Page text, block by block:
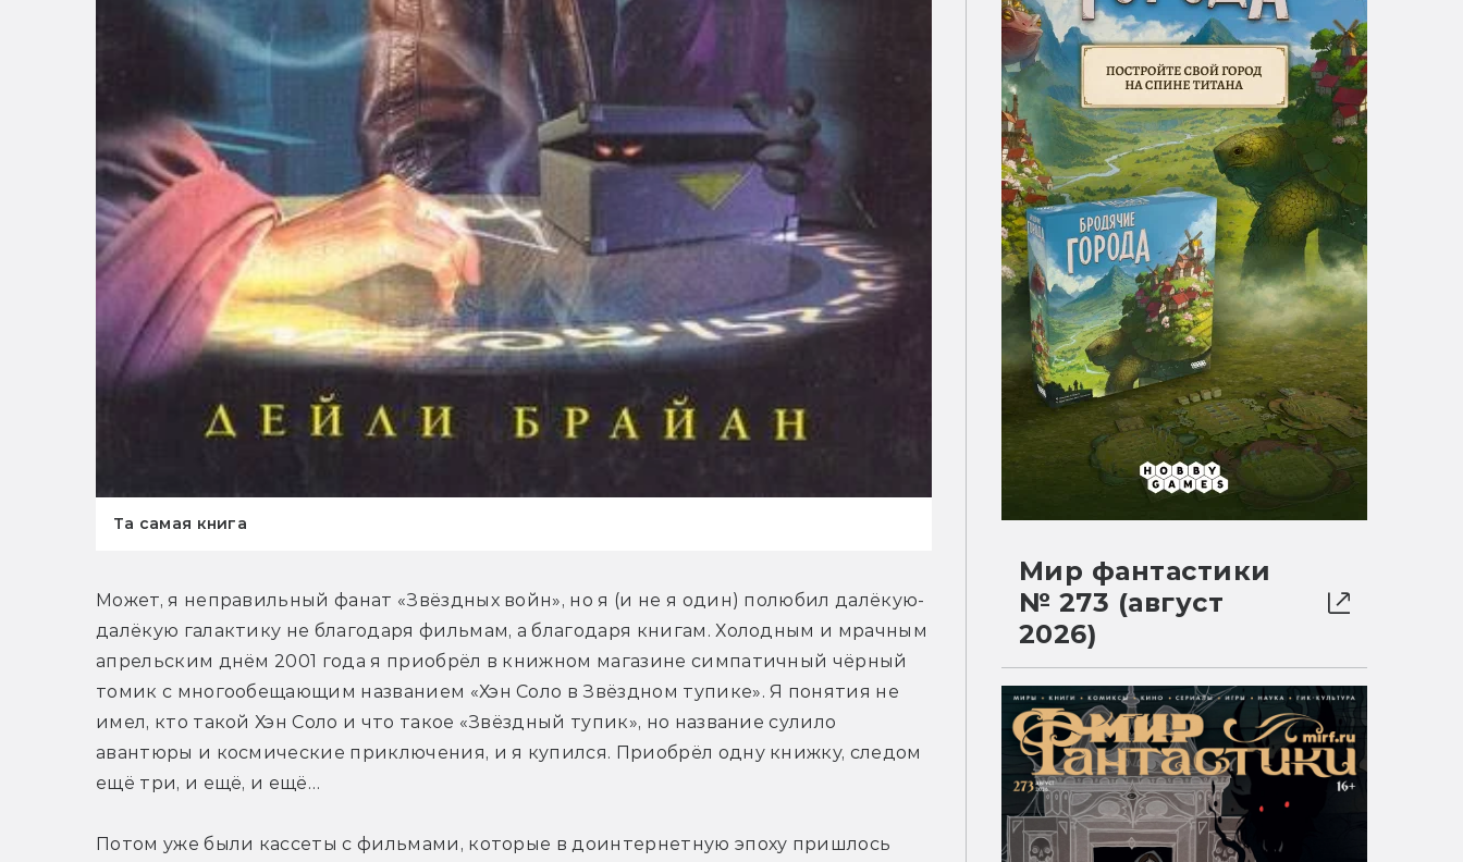
Та самая книга
Может, я неправильный фанат «Звёздных войн», но я (и не я один) полюбил далёкую-
далёкую галактику не благодаря фильмам, а благодаря книгам. Холодным и мрачным
апрельским днём 2001 года я приобрёл в книжном магазине симпатичный чёрный
томик с многообещающим названием «Хэн Соло в Звёздном тупике». Я понятия не
имел, кто такой Хэн Соло и что такое «Звёздный тупик», но название сулило
авантюры и космические приключения, и я купился. Приобрёл одну книжку, следом
ещё три, и ещё, и ещё…
Потом уже были кассеты с фильмами, которые в доинтернетную эпоху пришлось
Мир фантастики
№ 273 (август
2026)